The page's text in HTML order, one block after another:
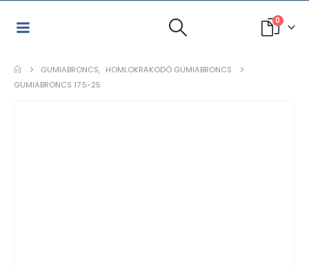
0
GUMIABRONCS, HOMLOKRAKODÓ GUMIABRONCS
GUMIABRONCS 17.5-25